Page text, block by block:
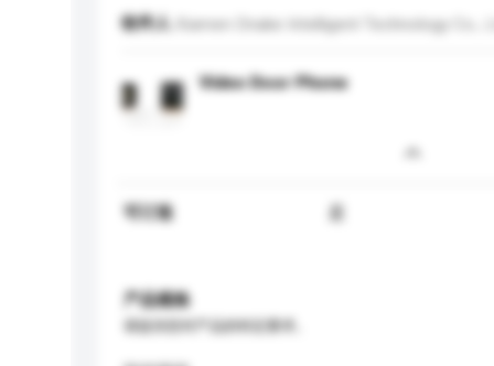
收件人 Xiamen Dnake Intelligent Technology Co.,
Video Door Phone
可订造 是
产品规格